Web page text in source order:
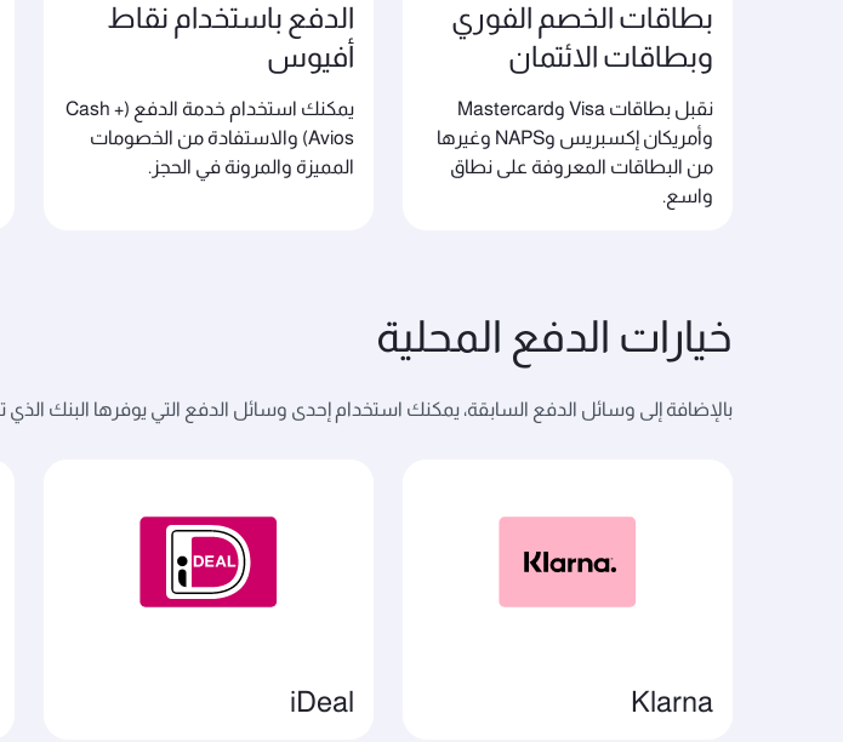
بطاقات الخصم الفوري
وبطاقات الائتمان
نقبل بطاقات Visa وMastercard
وأمريكان إكسبريس وNAPS وغيرها
من البطاقات المعروفة على نطاق
واسع.
الدفع باستخدام نقاط
أفيوس
يمكنك استخدام خدمة الدفع (Cash +
Avios) والاستفادة من الخصومات
المميزة والمرونة في الحجز.
خيارات الدفع المحلية
بالإضافة إلى وسائل الدفع السابقة، يمكنك استخدام إحدى وسائل الدفع التي يوفرها البنك الذي
Klarna
iDeal